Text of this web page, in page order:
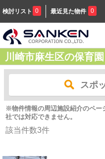
検討リスト 0 最近見た物件 0
川崎市麻生区の保育園
スポ
※物件情報の周辺施設紹介のペー
社では対応できません。
該当件数3件